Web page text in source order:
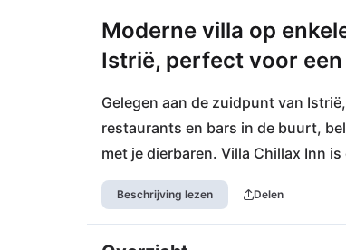
Moderne villa op
Istrië, perfect voor
Gelegen aan de zuidpunt van
restaurants en bars in de buurt,
met je dierbaren. Villa Chillax Inn
kiezelsteen, zand tot rotsachtige
natuurpark Kap Kamenjak ligt op
bestemming voor een excursie.
Beschrijving lezen Delen